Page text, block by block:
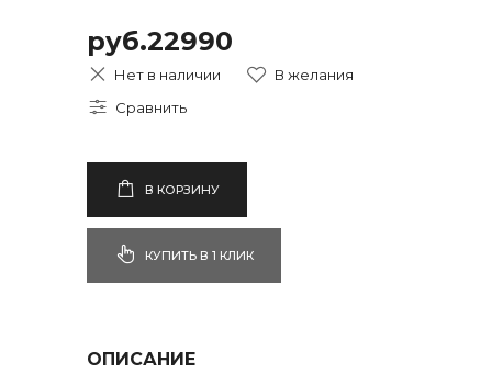
руб.22990
Нет в наличии
В КОРЗИНУ
КУПИТЬ В 1 КЛИК
ОПИСАНИЕ